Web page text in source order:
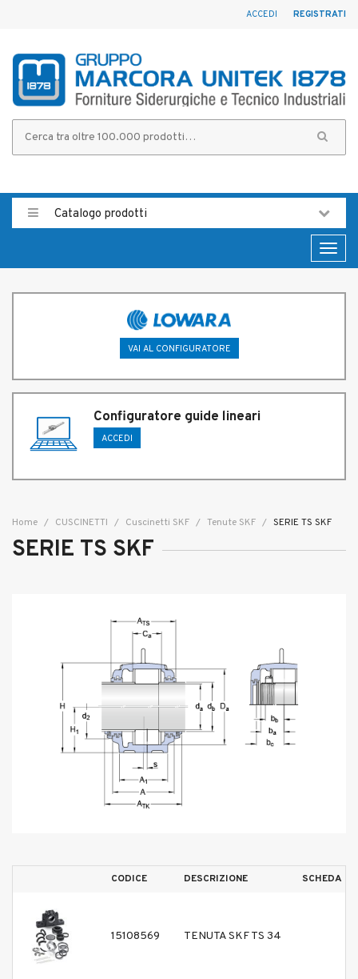
REGISTRATI
ACCEDI
Catalogo prodotti
VAI AL CONFIGURATORE
Configuratore guide lineari
ACCEDI
Home CUSCINETTI Cuscinetti SKF Tenute SKF SERIE TS SKF
SERIE TS SKF
CODICE DESCRIZIONE SCHEDA
15108569 TENUTA SKF TS 34